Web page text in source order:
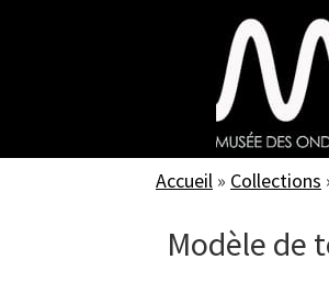
Accueil » Collections
Modèle de